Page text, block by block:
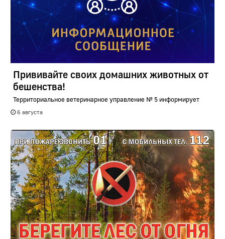
Прививайте своих домашних животных от
бешенства!
Территориальное ветеринарное управление № 5 информирует
6 августа